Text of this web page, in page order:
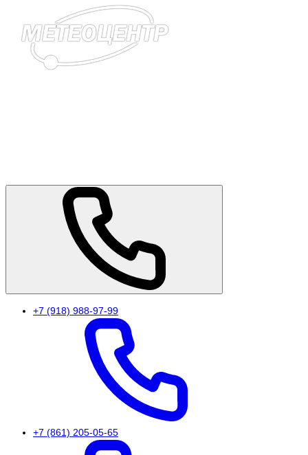
+7 (918) 988-97-99
+7 (861) 205-05-65